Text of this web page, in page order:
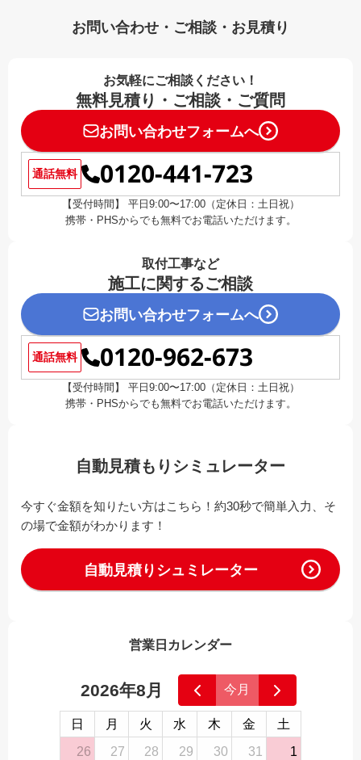
お問い合わせ・ご相談・お見積り
お気軽にご相談ください！
無料見積り・ご相談・ご質問
お問い合わせフォームへ
通話無料 0120-441-723
【受付時間】 平日9:00〜17:00（定休日：土日祝）
携帯・PHSからでも無料でお電話いただけます。
取付工事など
施工に関するご相談
お問い合わせフォームへ
通話無料 0120-962-673
【受付時間】 平日9:00〜17:00（定休日：土日祝）
携帯・PHSからでも無料でお電話いただけます。
自動見積もりシミュレーター
今すぐ金額を知りたい方はこちら！約30秒で簡単入力、そ
の場で金額がわかります！
自動見積りシュミレーター
営業日カレンダー
2026年8月 今月
日 月 火 水 木 金
土
26
27 28 29 30 31 1